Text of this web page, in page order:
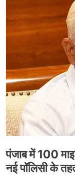
पंजाब में 100
नई पॉलिसी के